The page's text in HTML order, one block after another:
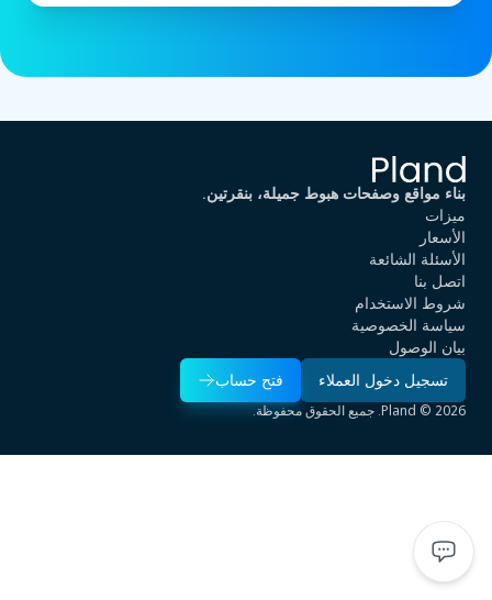
بناء مواقع وصفحات هبوط جميلة، بنقرتين.
ميزات
الأسعار
الأسئلة الشائعة
اتصل بنا
شروط الاستخدام
سياسة الخصوصية
بيان الوصول
تسجيل دخول العملاء
فتح حساب
2026 © Pland. جميع الحقوق محفوظة.